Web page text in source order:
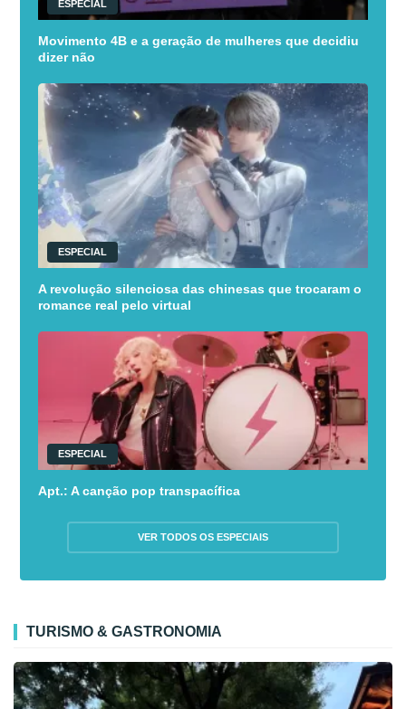
ESPECIAL
Movimento 4B e a geração de mulheres que decidiu
dizer não
ESPECIAL
A revolução silenciosa das chinesas que trocaram o
romance real pelo virtual
ESPECIAL
Apt.: A canção pop transpacífica
VER TODOS OS ESPECIAIS
TURISMO & GASTRONOMIA